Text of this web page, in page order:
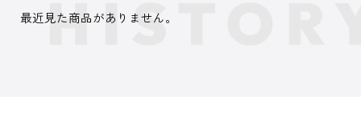
最近見た商品がありません。